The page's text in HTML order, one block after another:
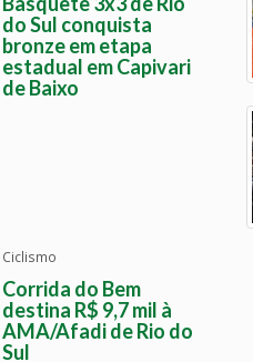
do Sul conquista
bronze em etapa
estadual em Capivari
de Baixo
Ciclismo
Corrida do Bem
destina R$ 9,7 mil à
AMA/Afadi de Rio do
Sul